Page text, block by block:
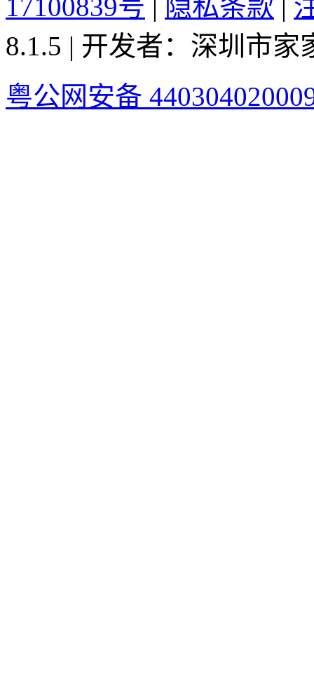
17100839号 隐私条款
8.1.5 | 开发者：深圳市
粤公网安备